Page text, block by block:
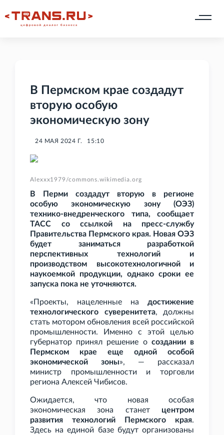
В Пермском крае создадут
вторую особую
экономическую зону
24 МАЯ 2024 Г. 15:10
Alexxx1979/commons.wikimedia.org
В Перми создадут вторую в регионе
особую экономическую зону (ОЭЗ)
технико-внедренческого типа, сообщает
ТАСС со ссылкой на пресс-службу
Правительства Пермского края. Новая ОЭЗ
будет заниматься разработкой
перспективных технологий и
производством высокотехнологичной и
наукоемкой продукции, однако сроки ее
запуска пока не уточняются.
«Проекты, нацеленные на достижение
технологического суверенитета, должны
стать мотором обновления всей российской
промышленности. Именно с этой целью
губернатор принял решение о создании в
Пермском крае еще одной особой
экономической зоны», — рассказал
министр промышленности и торговли
региона Алексей Чибисов.
Ожидается, что новая особая
экономическая зона станет центром
развития технологий Пермского края.
Здесь на единой базе будут организованы